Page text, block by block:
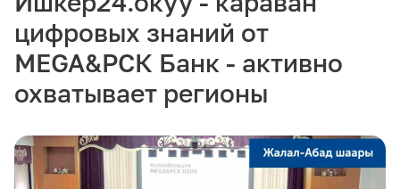
Бизнесу
Тарифы Акции Роуминг
eSIM M2M
цифровых знаний от
MEGA&РСК Банк - активно
охватывает регионы